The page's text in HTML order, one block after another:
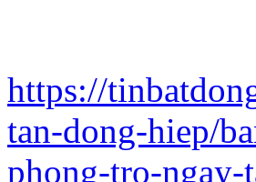
https://
tan-dong-hiep/
phong-tro-